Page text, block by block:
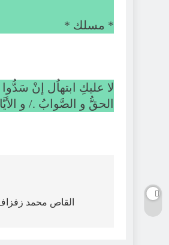
* مسلك *
لا عليكِ ابتهاُل إنْ
الحقُّ و الصَّوابُ ./ و
المقالاتالقاص محمد